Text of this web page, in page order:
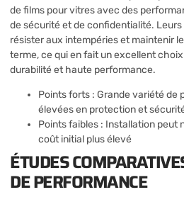
de films pour vitres avec des
de sécurité et de confidentialité.
résister aux intempéries et maintenir
terme, ce qui en fait un excellent
durabilité et haute performance.
Points forts : Grande variété de
élevées en protection et
Points faibles : Installation peut
coût initial plus élevé
ÉTUDES
DE PERFORMANCE